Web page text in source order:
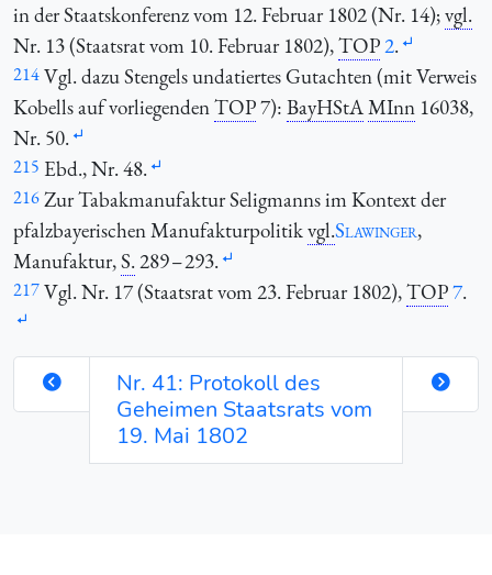
in der Staatskonferenz vom 12. Februar 1802 (Nr. 14);vgl.
Nr. 13 (Staatsrat vom 10. Februar 1802),TOP2.
214Vgl. dazu Stengels undatiertes Gutachten (mit Verweis
Kobells auf vorliegendenTOP7): BayHStAMInn 16038,
Nr. 50.
215 Ebd., Nr. 48.
216Zur Tabakmanufaktur Seligmanns im Kontext der
pfalzbayerischen Manufakturpolitikvgl.Slawinger,
Manufaktur,S.289 – 293.
217Vgl. Nr. 17 (Staatsrat vom 23. Februar 1802),TOP7.
Nr. 41: Protokoll des
Geheimen Staatsrats vom
19. Mai 1802